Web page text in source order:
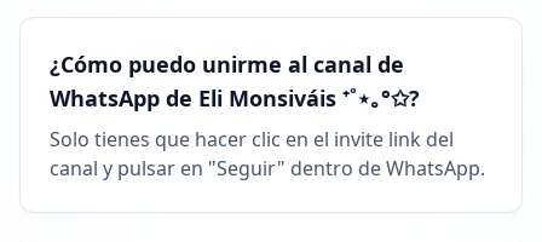
¿Cómo puedo unirme al canal de
WhatsApp de Eli Monsiváis ⁺˚⋆｡°✩?
Solo tienes que hacer clic en el invite link del
canal y pulsar en "Seguir" dentro de WhatsApp.